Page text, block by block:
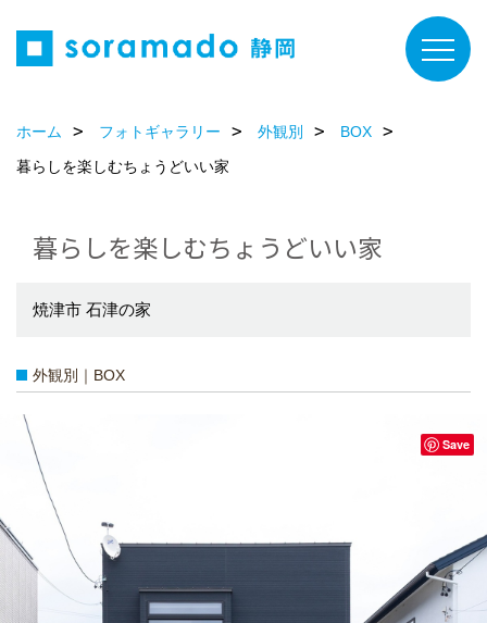
ホーム フォトギャラリー 外観別
BOX
暮らしを楽しむちょうどいい家
暮らしを楽しむちょうどいい家
焼津市 石津の家
外観別｜BOX
Save